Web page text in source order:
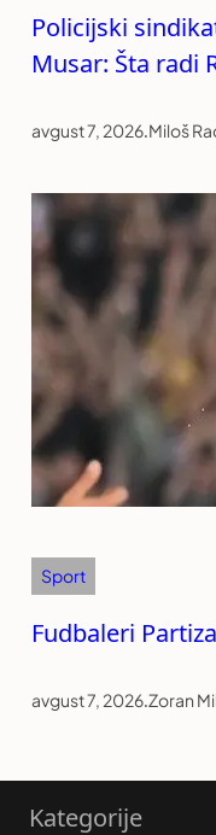
Policijski
Musar: Šta radi
avgust 7, 2026.Miloš
Sport
Fudbaleri
avgust 7, 2026.Zoran
Kategorije